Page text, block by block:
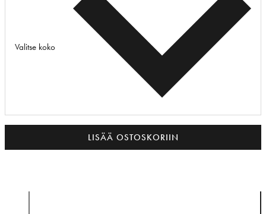
Valitse koko
LISÄÄ OSTOSKORIIN